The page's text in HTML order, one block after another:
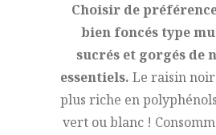
Choisir de
bien foncés type
sucrés et gorgés de
essentiels. Le raisin
plus riche en
vert ou blanc !